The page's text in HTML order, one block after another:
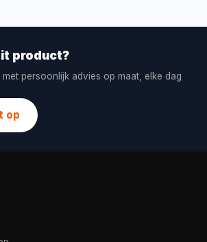
product?
persoonlijk advies op maat, elke dag
op